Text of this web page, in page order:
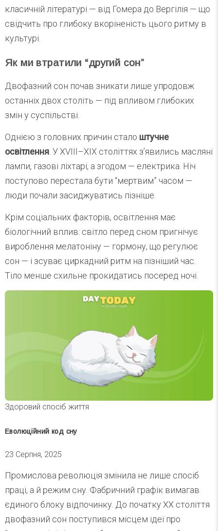
класичній літературі — від Гомера до Вергілія — що
свідчить про глибоку вкоріненість цього ритму в
культурі.
Як ми втратили “другий сон”
Двофазний сон почав зникати лише упродовж
останніх двох століть — під впливом глибоких
змін у суспільстві.
Однією з головних причин стало штучне
освітлення. У XVIII–XIX століттях з’явились масляні
лампи, газові ліхтарі, а згодом — електрика. Ніч
поступово перестала бути “мертвим” часом —
люди почали засиджуватись пізніше.
Крім соціальних факторів, освітлення має
біологічний вплив: світло перед сном пригнічує
вироблення мелатоніну — гормону, що регулює
сон — і зсуває циркадний ритм на пізніший час.
Тіло менше схильне прокидатись посеред ночі.
Здоровий спосіб життя
Еволюційний код сну
23 Серпня, 2025
Промислова революція змінила не лише спосіб
праці, а й режим сну. Фабричний графік вимагав
єдиного блоку відпочинку. До початку ХХ століття
двофазний сон поступився місцем ідеї про